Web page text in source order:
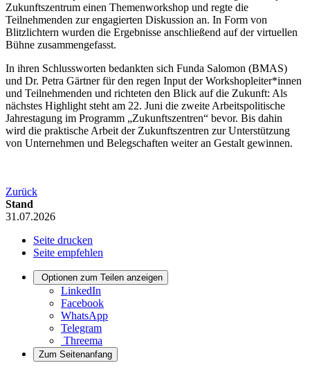
Zukunftszentrum einen Themenworkshop und regte die
Teilnehmenden zur engagierten Diskussion an. In Form von
Blitzlichtern wurden die Ergebnisse anschließend auf der virtuellen
Bühne zusammengefasst.
In ihren Schlussworten bedankten sich Funda Salomon (BMAS)
und Dr. Petra Gärtner für den regen Input der Workshopleiter*innen
und Teilnehmenden und richteten den Blick auf die Zukunft: Als
nächstes Highlight steht am 22. Juni die zweite Arbeitspolitische
Jahrestagung im Programm „Zukunftszentren“ bevor. Bis dahin
wird die praktische Arbeit der Zukunftszentren zur Unterstützung
von Unternehmen und Belegschaften weiter an Gestalt gewinnen.
Zurück
Stand
31.07.2026
Seite drucken
Seite empfehlen
Optionen zum Teilen anzeigen
LinkedIn
Facebook
WhatsApp
Telegram
Threema
Zum Seitenanfang